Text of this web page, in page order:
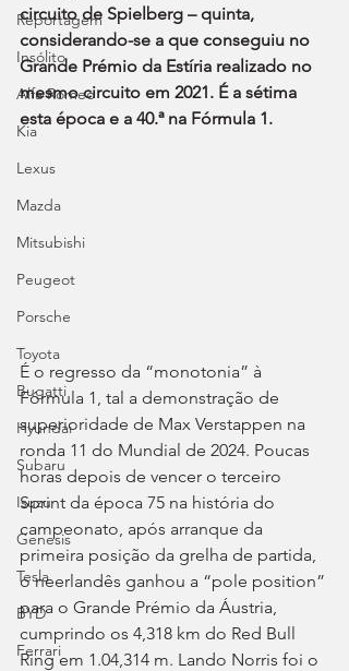
Reportagem
Insólito
Alfa Romeo
Kia
Lexus
Mazda
Mitsubishi
Peugeot
Porsche
Toyota
Bugatti
Hyundai
Subaru
Isuzu
Genesis
Tesla
BYD
Ferrari
circuito de Spielberg – quinta,
considerando-se a que conseguiu no
Grande Prémio da Estíria realizado no
mesmo circuito em 2021. É a sétima
esta época e a 40.ª na Fórmula 1.
É o regresso da “monotonia” à
Fórmula 1, tal a demonstração de
superioridade de Max Verstappen na
ronda 11 do Mundial de 2024. Poucas
horas depois de vencer o terceiro
Sprint da época 75 na história do
campeonato, após arranque da
primeira posição da grelha de partida,
o neerlandês ganhou a “pole position”
para o Grande Prémio da Áustria,
cumprindo os 4,318 km do Red Bull
Ring em 1.04,314 m. Lando Norris foi o